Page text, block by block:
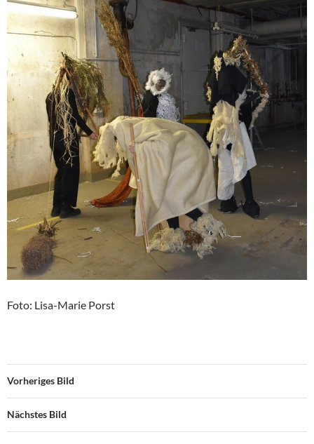
Foto: Lisa-Marie Porst
Vorheriges Bild
Nächstes Bild